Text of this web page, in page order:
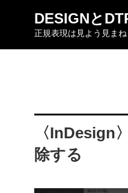
DESIGNと
正規表現は見よう見まね
〈InDesign
除する